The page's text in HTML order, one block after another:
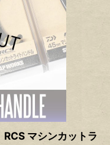
マシンカットラ